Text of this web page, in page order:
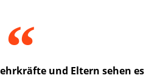
und Eltern sehen es